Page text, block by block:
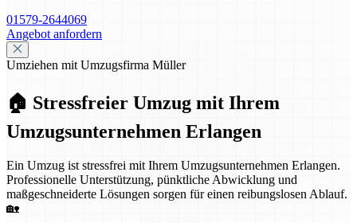
01579-2644069
Angebot anfordern
Umziehen mit Umzugsfirma Müller
🏠 Stressfreier Umzug mit Ihrem
Umzugsunternehmen Erlangen
Ein Umzug ist stressfrei mit Ihrem Umzugsunternehmen Erlangen.
Professionelle Unterstützung, pünktliche Abwicklung und
maßgeschneiderte Lösungen sorgen für einen reibungslosen Ablauf.
🏡